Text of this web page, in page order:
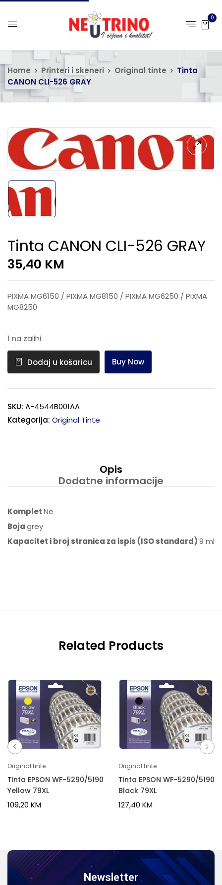
0
Home Printeri i skeneri Original tinte
Tinta
CANON CLI-526 GRAY
Tinta CANON CLI-526 GRAY
35,40 KM
PIXMA MG6150 / PIXMA MG8150 / PIXMA MG6250 / PIXMA
MG8250
1 na zalihi
Dodaj u košaricu Buy Now
SKU: A-4544B001AA
Kategorija: Original Tinte
Opis
Dodatne informacije
KompletNe
Bojagrey
Kapacitet i broj stranica za ispis (ISO standard)9 ml
Related Products
Original tinte
Tinta EPSON WF-5290/5190
Yellow 79XL
109,20 KM
Original tinte
Tinta EPSON WF-5290/5190
Black 79XL
127,40 KM
Newsletter